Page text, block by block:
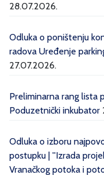
28.07.2026.
Odluka o poništenju
radova Uređenje
27.07.2026.
Preliminarna rang lista
Poduzetnički inkubator
Odluka o izboru
postupku | ''Izrada
Vranačkog potoka i